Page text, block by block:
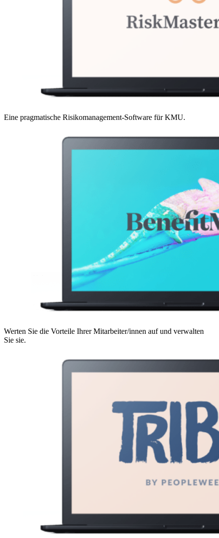
Eine pragmatische Risikomanagement-Software für KMU.
Werten Sie die Vorteile Ihrer Mitarbeiter/innen auf und verwalten
Sie sie.